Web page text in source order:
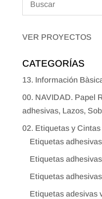
VER PROYECTOS
CATEGORÍAS
13. Información
00. NAVIDAD. Papel
adhesivas, Lazos,
02. Etiquetas y
Etiquetas
Etiquetas
Etiquetas
Etiquetas adesivas